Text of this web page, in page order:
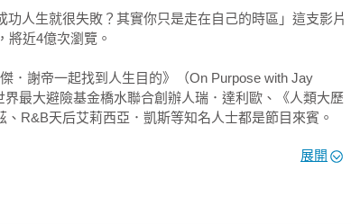
人生就很失敗？其實你只是走在自己的時區」這支影片
將近4億次瀏覽。
．謝帝一起找到人生目的》（On Purpose with Jay
最大避險基金橋水聯合創辦人瑞．達利歐、《人類大歷
R&B天后艾莉西亞．凱斯等知名人士都是節目來賓。
巴黎萊雅、臉書、可口可樂、匯豐銀行、安永聯合會計師
展開